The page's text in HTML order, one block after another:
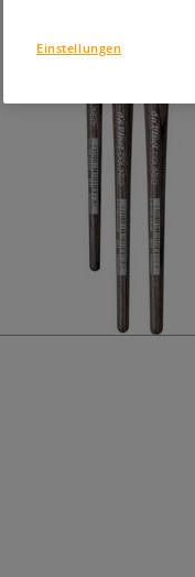
Einstellungen